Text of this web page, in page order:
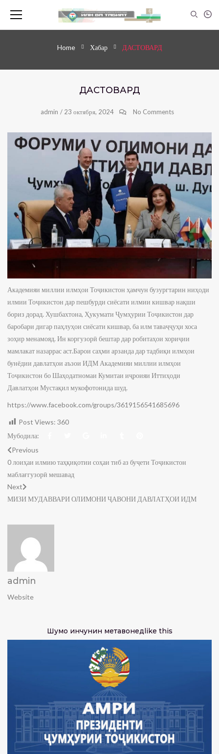
Home Хабар ДАСТОВАРД
ДАСТОВАРД
admin / 23 октября, 2024 No Comments
Академияи миллии илмҳои Тоҷикистон ҳамчун бузургтарин ниҳоди
илмии Тоҷикистон дар пешбурди сиёсати илмии кишвар нақши
бориз дорад. Хушбахтона, Ҳукумати Ҷумҳурии Тоҷикистон дар
баробари дигар паҳлуҳои сиёсати кишвар, ба илм таваҷҷуҳи хоса
зоҳир менамояд. Ин коргузорӣ бештар дар робитаҳои хориҷии
мамлакат назаррас аст.Барои саҳми арзанда дар тадбиқи илмҳои
бунёдии давлатҳои аъзои ИДМ Академияи миллии илмҳои
Тоҷикистон бо Шаҳодатномаи Кумитаи иҷроияи Иттиҳоди
Давлатҳои Мустақил мукофотонида шуд.
https://www.facebook.com/groups/3619156541685696
Post Views: 360
Мубодила:
Previous
0 лоиҳаи илмию таҳқиқотии соҳаи тиб аз буҷети Тоҷикистон
маблағгузорӣ мешавад
Next
МИЗИ МУДАВВАРИ ОЛИМОНИ ҶАВОНИ ДАВЛАТҲОИ ИДМ
admin
Website
Шумо инчунин метавонедlike this